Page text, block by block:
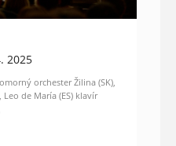
2025
orchester Žilina (SK),
de María (ES) klavír